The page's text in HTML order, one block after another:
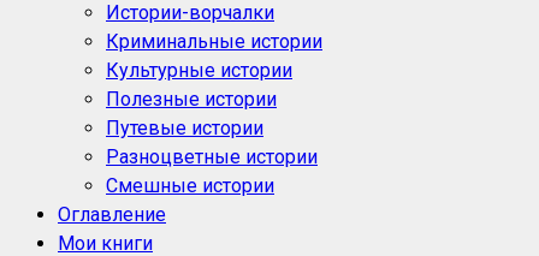
Истории-ворчалки
Криминальные истории
Культурные истории
Полезные истории
Путевые истории
Разноцветные истории
Смешные истории
Оглавление
Мои книги